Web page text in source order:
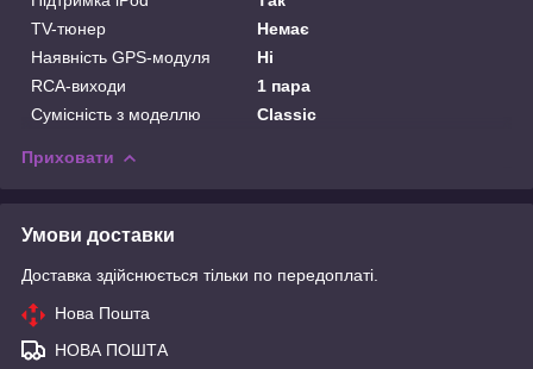
TV-тюнер
Немає
Наявність GPS-модуля
Ні
RCA-виходи
1 пара
Сумісність з моделлю
Classic
Приховати
Умови доставки
Доставка здійснюється тільки по передоплаті.
Нова Пошта
НОВА ПОШТА